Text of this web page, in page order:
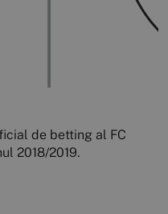
de betting al FC
2018/2019.